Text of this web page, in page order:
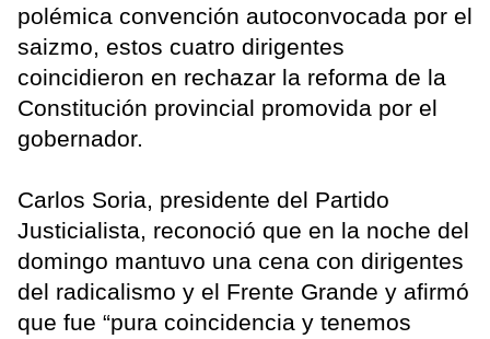
polémica convención autoconvocada por el
saizmo, estos cuatro dirigentes
coincidieron en rechazar la reforma de la
Constitución provincial promovida por el
gobernador.
Carlos Soria, presidente del Partido
Justicialista, reconoció que en la noche del
domingo mantuvo una cena con dirigentes
del radicalismo y el Frente Grande y afirmó
que fue “pura coincidencia y tenemos